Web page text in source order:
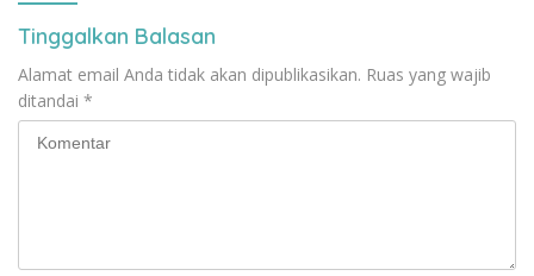
Tinggalkan Balasan
Alamat email Anda tidak akan dipublikasikan. Ruas yang wajib
ditandai *